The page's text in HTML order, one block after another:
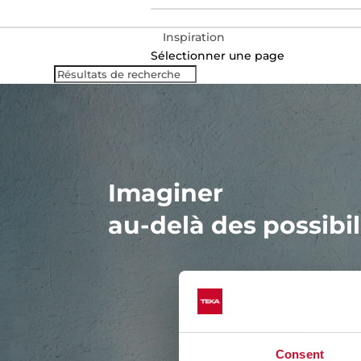
Consent
Inspiration
Sélectionner une page
Imaginer
au-delà des